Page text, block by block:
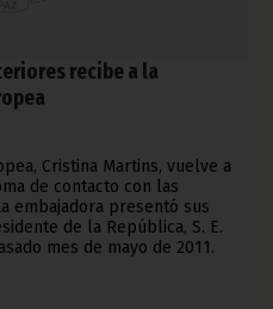
recibe a la
Cristina Martins, vuelve a
de contacto con las
embajadora presentó sus
de la República, S. E.
mes de mayo de 2011.